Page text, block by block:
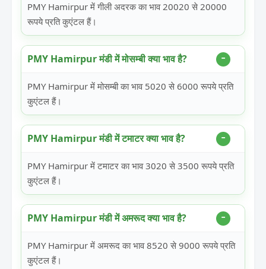
PMY Hamirpur में गीली अदरक का भाव 20020 से 20000
रूपये प्रति कुएंटल हैं।
PMY Hamirpur मंडी में मोसम्बी क्या भाव है?
PMY Hamirpur में मोसम्बी का भाव 5020 से 6000 रूपये प्रति
कुएंटल हैं।
PMY Hamirpur मंडी में टमाटर क्या भाव है?
PMY Hamirpur में टमाटर का भाव 3020 से 3500 रूपये प्रति
कुएंटल हैं।
PMY Hamirpur मंडी में अमरूद क्या भाव है?
PMY Hamirpur में अमरूद का भाव 8520 से 9000 रूपये प्रति
कुएंटल हैं।